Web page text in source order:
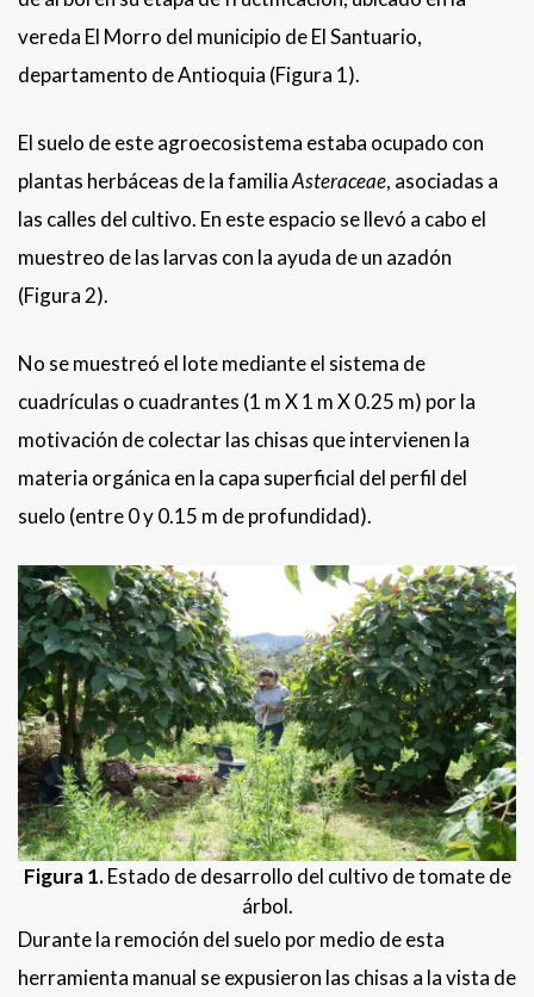
vereda El Morro del municipio de El Santuario,
departamento de Antioquia (Figura 1).
El suelo de este agroecosistema estaba ocupado con
plantas herbáceas de la familiaAsteraceae, asociadas a
las calles del cultivo. En este espacio se llevó a cabo el
muestreo de las larvas con la ayuda de un azadón
(Figura 2).
No se muestreó el lote mediante el sistema de
cuadrículas o cuadrantes (1 m X 1 m X 0.25 m) por la
motivación de colectar las chisas que intervienen la
materia orgánica en la capa superficial del perfil del
suelo (entre 0 y 0.15 m de profundidad).
Figura 1.Estado de desarrollo del cultivo de tomate de
árbol.
Durante la remoción del suelo por medio de esta
herramienta manual se expusieron las chisas a la vista de